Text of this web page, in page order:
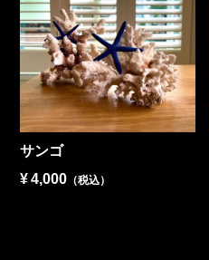
サンゴ
¥4,000 （税込）